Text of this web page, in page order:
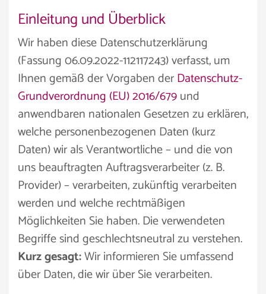
Einleitung und Überblick
Wir haben diese Datenschutzerklärung
(Fassung 06.09.2022-112117243) verfasst, um
Ihnen gemäß der Vorgaben derDatenschutz-
Grundverordnung (EU) 2016/679und
anwendbaren nationalen Gesetzen zu erklären,
welche personenbezogenen Daten (kurz
Daten) wir als Verantwortliche – und die von
uns beauftragten Auftragsverarbeiter (z. B.
Provider) – verarbeiten, zukünftig verarbeiten
werden und welche rechtmäßigen
Möglichkeiten Sie haben. Die verwendeten
Begriffe sind geschlechtsneutral zu verstehen.
Kurz gesagt:Wir informieren Sie umfassend
über Daten, die wir über Sie verarbeiten.